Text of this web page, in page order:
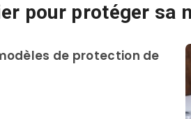
pour protéger sa
de protection de